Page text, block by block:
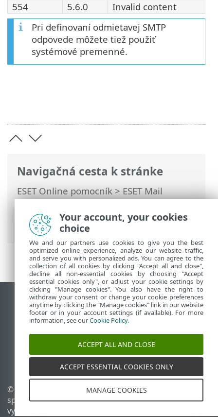
Navigačná cesta k stránke
ESET Online pomocník>ESET Mail
Security>Rozšírené nastavenia>
Ochrana prenosu e-mailov> Konfigurácia
ochrany prenosu e‑mailov
554
5.6.0
Invalid content
Pri definovaní odmietavej SMTP
odpovede môžete tiež použiť
systémové premenné.
Zobraziť stránku ako na počítači
End of Life
Databáza znalostí ESET
ESET Fórum
ESET Status Portal
Technická podpora
© 1992 - 2025 ESET,
spol. s r. o. Všetky práva
vyhradené.
Spravovať súbory cookie
Zásady používania súborov
Your account, your cookies
choice
We and our partners use cookies to give you the best
optimized online experience, analyze our website traffic,
and serve you with personalized ads. You can agree to the
collection of all cookies by clicking "Accept all and close",
decline all non-essential cookies by choosing "Accept
essential cookies only", or adjust your cookie settings by
clicking "Manage cookies". You also have the right to
withdraw your consent or change your cookie preferences
anytime by clicking the "Manage cookies" link in our website
footer or in your account settings (if available). For more
information, see ourCookie Policy.
ACCEPT ALL AND CLOSE
ACCEPT ESSENTIAL COOKIES ONLY
MANAGE COOKIES